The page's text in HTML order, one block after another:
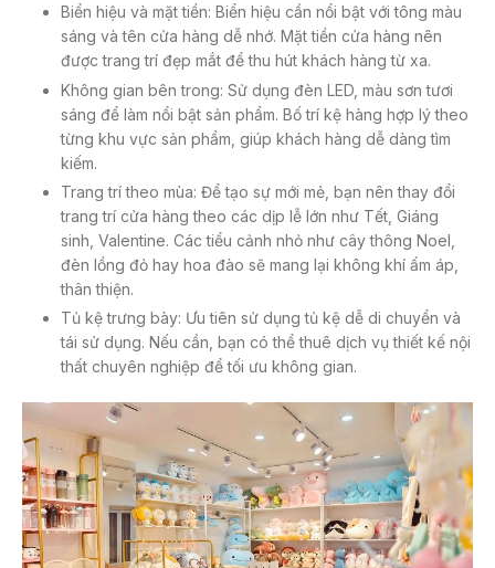
Biển hiệu và mặt tiền: Biển hiệu cần nổi bật với tông màu
sáng và tên cửa hàng dễ nhớ. Mặt tiền cửa hàng nên
được trang trí đẹp mắt để thu hút khách hàng từ xa.
Không gian bên trong: Sử dụng đèn LED, màu sơn tươi
sáng để làm nổi bật sản phẩm. Bố trí kệ hàng hợp lý theo
từng khu vực sản phẩm, giúp khách hàng dễ dàng tìm
kiếm.
Trang trí theo mùa: Để tạo sự mới mẻ, bạn nên thay đổi
trang trí cửa hàng theo các dịp lễ lớn như Tết, Giáng
sinh, Valentine. Các tiểu cảnh nhỏ như cây thông Noel,
đèn lồng đỏ hay hoa đào sẽ mang lại không khí ấm áp,
thân thiện.
Tủ kệ trưng bày: Ưu tiên sử dụng tủ kệ dễ di chuyển và
tái sử dụng. Nếu cần, bạn có thể thuê dịch vụ thiết kế nội
thất chuyên nghiệp để tối ưu không gian.